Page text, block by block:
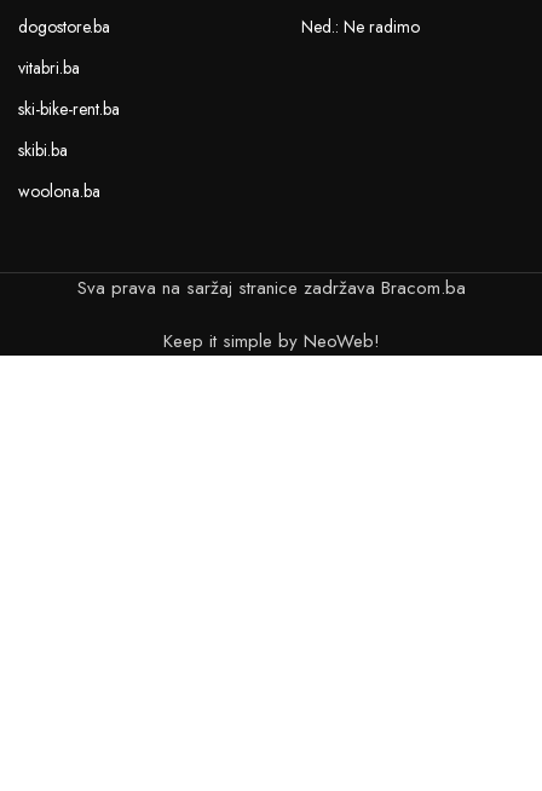
dogostore.ba
vitabri.ba
ski-bike-rent.ba
skibi.ba
woolona.ba
Ned.: Ne radimo
Sva prava na saržaj stranice zadržava Bracom.ba
Keep it simple by NeoWeb!